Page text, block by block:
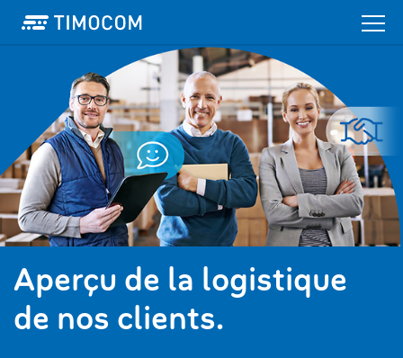
Aperçu de la logistique
de nos clients.